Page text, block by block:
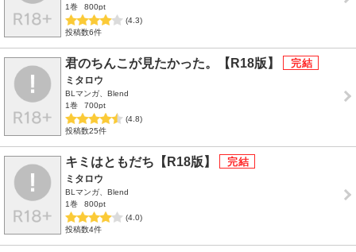
1巻
800pt
(4.3)
投稿数6件
君のちんこが見たかった。【R18版】
ミタロウ
BLマンガ、Blend
1巻
700pt
(4.8)
投稿数25件
キミはともだち【R18版】
ミタロウ
BLマンガ、Blend
1巻
800pt
(4.0)
投稿数4件